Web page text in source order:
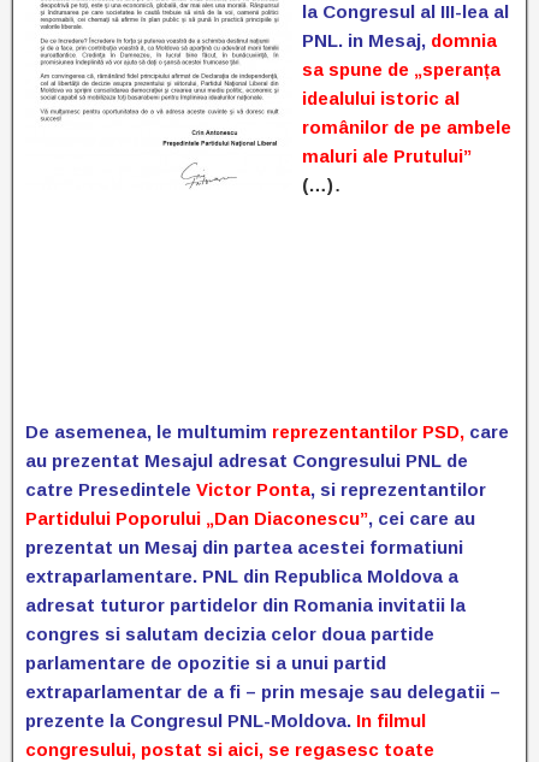
la Congresul al III-lea al
PNL. in Mesaj, domnia
sa spune de „speranța
idealului istoric al
românilor de pe ambele
maluri ale Prutului”
(…) .
De asemenea, le multumim reprezentantilor PSD, care
au prezentat Mesajul adresat Congresului PNL de
catre Presedintele Victor Ponta, si reprezentantilor
Partidului Poporului „Dan Diaconescu”, cei care au
prezentat un Mesaj din partea acestei formatiuni
extraparlamentare. PNL din Republica Moldova a
adresat tuturor partidelor din Romania invitatii la
congres si salutam decizia celor doua partide
parlamentare de opozitie si a unui partid
extraparlamentar de a fi – prin mesaje sau delegatii –
prezente la Congresul PNL-Moldova. In filmul
congresului, postat si aici, se regasesc toate